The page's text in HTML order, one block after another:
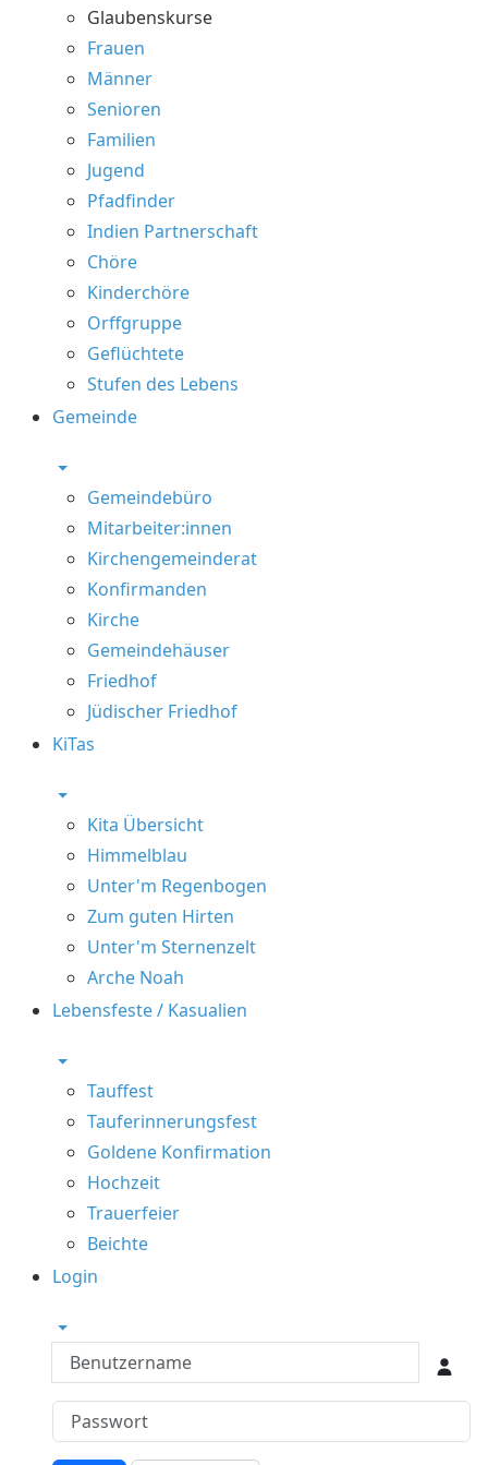
Glaubenskurse
Frauen
Männer
Senioren
Familien
Jugend
Pfadfinder
Indien Partnerschaft
Chöre
Kinderchöre
Orffgruppe
Geflüchtete
Stufen des Lebens
Gemeinde
Gemeindebüro
Mitarbeiter:innen
Kirchengemeinderat
Konfirmanden
Kirche
Gemeindehäuser
Friedhof
Jüdischer Friedhof
KiTas
Kita Übersicht
Himmelblau
Unter'm Regenbogen
Zum guten Hirten
Unter'm Sternenzelt
Arche Noah
Lebensfeste / Kasualien
Tauffest
Tauferinnerungsfest
Goldene Konfirmation
Hochzeit
Trauerfeier
Beichte
Login
Benutzername